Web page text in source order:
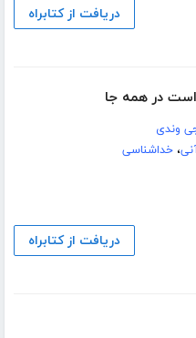
دریافت از کتابراه
در همه جا
وندی
،خداشناسی
دریافت از کتابراه